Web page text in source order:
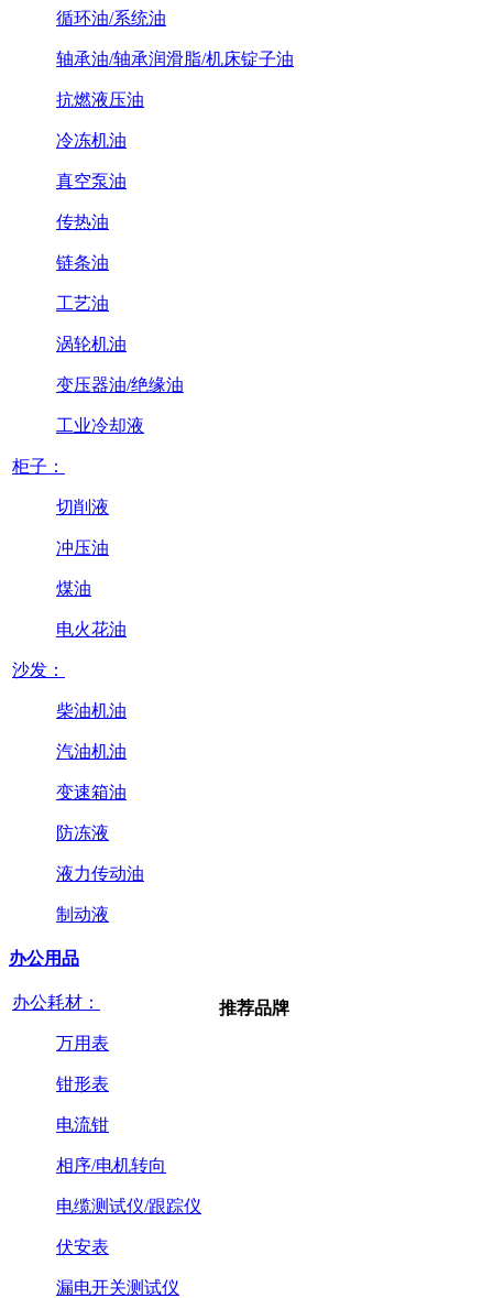
循环油/系统油
轴承油/轴承润滑脂/机床锭子油
抗燃液压油
冷冻机油
真空泵油
传热油
链条油
工艺油
涡轮机油
变压器油/绝缘油
工业冷却液
柜子：
切削液
冲压油
煤油
电火花油
沙发：
柴油机油
汽油机油
变速箱油
防冻液
液力传动油
制动液
办公用品
办公耗材：
万用表
钳形表
电流钳
相序/电机转向
电缆测试仪/跟踪仪
伏安表
漏电开关测试仪
推荐品牌